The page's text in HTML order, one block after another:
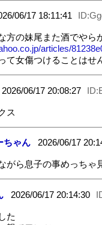
06/17 18:11:41
方の妹尾また酒でやら
articles/
て女傷つけることはせ
2026/06/17 20:08:27
ス
ちゃん2026/06/17
がら息子の事めっちゃ
2026/06/17 20:14:30
た